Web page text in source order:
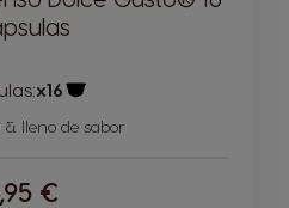
x16
& lleno de sabor
€